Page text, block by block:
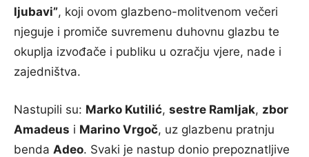
ljubavi”, koji ovom glazbeno-molitvenom večeri
njeguje i promiče suvremenu duhovnu glazbu te
okuplja izvođače i publiku u ozračju vjere, nade i
zajedništva.
Nastupili su: Marko Kutilić, sestre Ramljak, zbor
Amadeus i Marino Vrgoč, uz glazbenu pratnju
benda Adeo. Svaki je nastup donio prepoznatljive